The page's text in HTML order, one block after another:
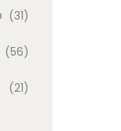
(31)
(56)
(21)